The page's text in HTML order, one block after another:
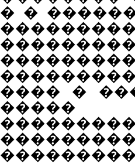
� �
���� �
�����